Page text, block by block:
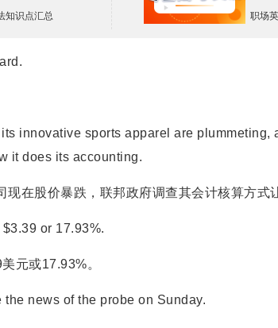
知识点汇总
职场
sports apparel are plummeting,
it does its accounting.
股价暴跌，联邦政府调查其会计核算方式
or 17.93%.
元或17.93%。
news of the probe on Sunday.